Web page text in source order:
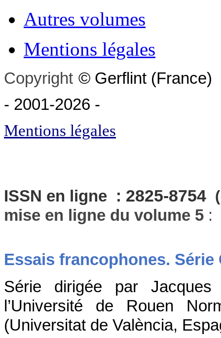
Autres volumes
Mentions légales
Copyright © Gerflint (France)
- 2001-2026 -
Mentions légales
ISSN en ligne : 2825-8754
mise en ligne du volume 5 :
Essais francophones. Série
Série dirigée par Jacques
l’Université de Rouen
(Universitat de València,